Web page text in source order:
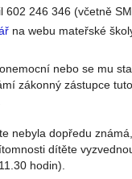
602 246 346 (včetně
na webu mateřské
nebo se mu
zákonný zástupce
nebyla dopředu
dítěte
hodin).